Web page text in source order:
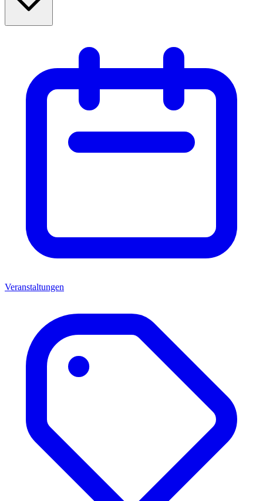
Veranstaltungen